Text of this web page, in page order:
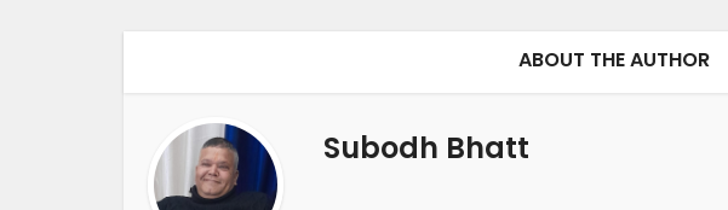
ABOUT THE AUTHOR
Subodh Bhatt